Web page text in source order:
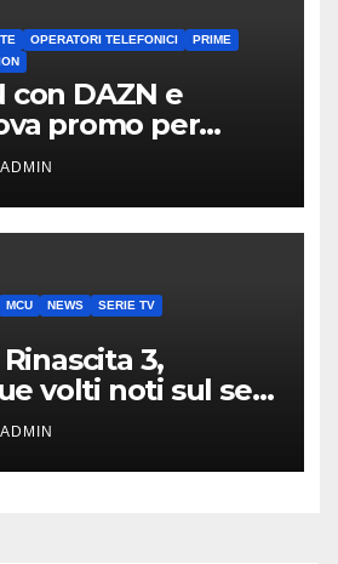
OPERATORI TELEFONICI
PRIME
con DAZN e
promo per
ADMIN
MCU NEWS
SERIE TV
3,
volti noti sul set
ADMIN